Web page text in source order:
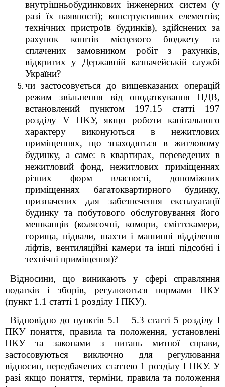
внутрішньобудинкових інженерних систем (у
разі ïх наявності); конструктивних елементів;
технічних пристроїв будинків), здійснених за
рахунок коштів місцевого бюджету та
сплачених замовником робіт з рахунків,
відкритих у Державній казначейській службі
України?
чи застосовується до вищевказаних операцій
режим звільнення від оподаткування ПДВ,
встановлений пунктом 197.15 статті 197
розділу V ПKУ, якщо роботи капітального
характеру виконуються в нежитлових
приміщеннях, що знаходяться в житловому
будинку, а саме: в квартирах, переведених в
нежитловий фонд, нежитлових приміщеннях
різних форм власності, допоміжних
приміщеннях багатоквартирного будинку,
призначених для забезпечення експлуатації
будинку та побутового обслуговування його
мешканців (колясочні, комори, сміттєкамери,
горища, підвали, шахти і машинні відділення
ліфтів, вентиляційні камери та інші підсобні і
технічні приміщення)?
Відносини, що виникають у сфері справляння
податків і зборів, регулюються нормами ПКУ
(пункт 1.1 статті 1 розділу І ПКУ).
Відповідно до пунктів 5.1 – 5.3 статті 5 розділу I
ПКУ поняття, правила та положення, установлені
ПКУ та законами з питань митної справи,
застосовуються виключно для регулювання
відносин, передбачених статтею 1 розділу I ПКУ. У
разі якщо поняття, терміни, правила та положення